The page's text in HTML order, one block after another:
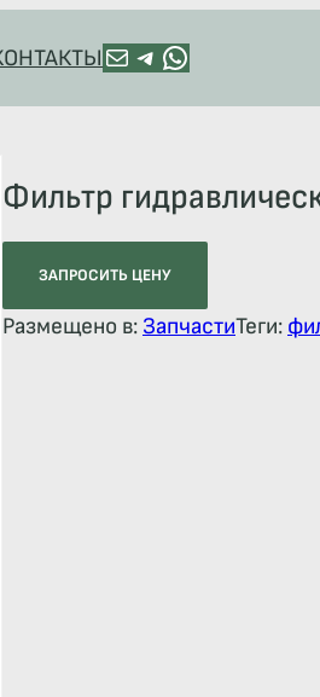
ПОЧТА TELEGRAM HTTPS://WA.ME/+79128918544
Фильтр
ЗАПРОСИТЬ ЦЕНУ
Размещено в: ЗапчастиТеги: